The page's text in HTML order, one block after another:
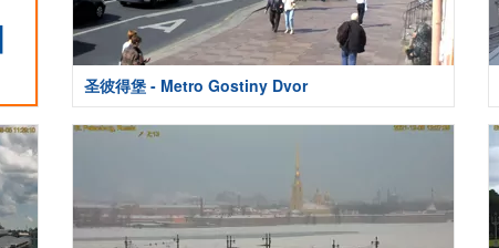
圣彼得堡 - Metro Gostiny Dvor